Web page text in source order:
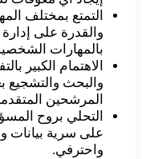
التمتع بمختلف
والقدرة على
بالمهارات
الاهتمام الكبير
والبحث والتشجيع
المرشحين
التحلي بروح
على سرية
واحترفي.